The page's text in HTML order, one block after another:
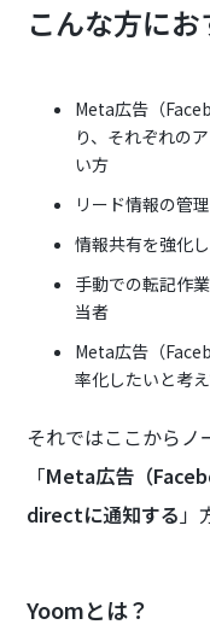
こんな方にお
Meta広告（
り、それぞれの
い方
リード情報の管
情報共有を強化
手動での転記作
当者
Meta広告（
率化したいと考
それではここからノ
「Meta広告（
directに通知する」
Yoomとは？